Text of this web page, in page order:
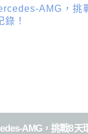
AMG，挑戰8天